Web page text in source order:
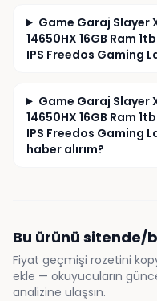
Game Garaj Slayer
14650HX 16GB Ram
IPS Freedos Gaming
Game Garaj Slayer
14650HX 16GB Ram
IPS Freedos Gaming
haber alırım?
Bu ürünü sitende/
Fiyat geçmişi rozetini
ekle — okuyucuların
analizine ulaşsın.